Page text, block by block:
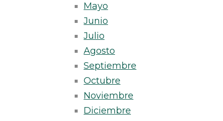
Mayo
Junio
Julio
Agosto
Septiembre
Octubre
Noviembre
Diciembre